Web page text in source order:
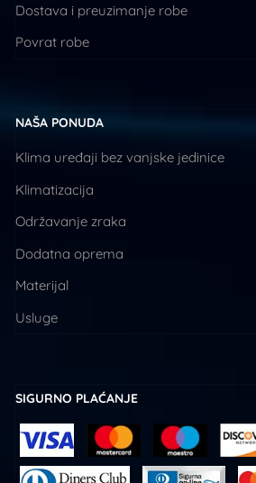
Dostava i preuzimanje robe
Povrat robe
NAŠA PONUDA
Klima uređaji bez vanjske jedinice
Klimatizacija
Održavanje zraka
Dodatna oprema
Materijal
Usluge
SIGURNO PLAĆANJE